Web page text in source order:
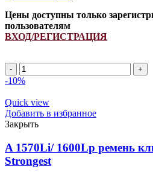
Цены доступны только
пользователям
ВХОД/РЕГИСТРАЦИЯ
Ремень
644448.0/
1900151/
H157104/
H238867
INDFORCE
quantity
-10%
Quick view
Добавить в избранное
Закрыть
A 1570Li/ 1600Lp ремень
Strongest